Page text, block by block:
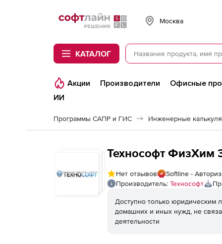
Softline
Москва
КАТАЛОГ
Акции Производители
Офисные
ИИ
Программы САПР и ГИС Инженерные
Технософт ФизХим
Нет отзывов
Softline -
Производитель: Технософт
Доступно только юридическим
домашних и иных нужд, не
деятельности